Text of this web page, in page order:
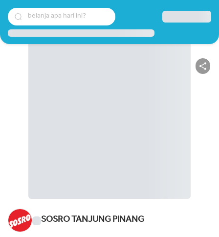
belanja apa hari ini?
SOSRO TANJUNG PINANG